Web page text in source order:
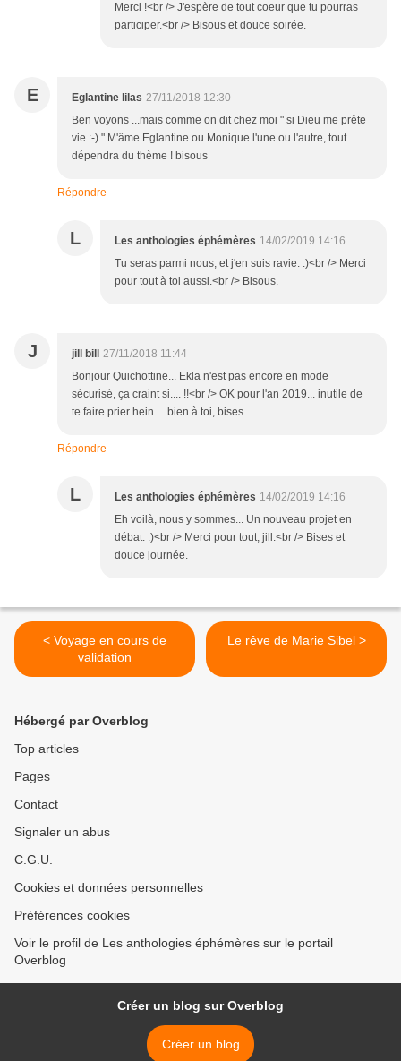
Merci !<br /> J'espère de tout coeur que tu pourras
participer.<br /> Bisous et douce soirée.
E Eglantine lilas 27/11/2018 12:30
Ben voyons ...mais comme on dit chez moi " si Dieu me prête
vie :-) " M'âme Eglantine ou Monique l'une ou l'autre, tout
dépendra du thème ! bisous
Répondre
L Les anthologies éphémères 14/02/2019 14:16
Tu seras parmi nous, et j'en suis ravie. :)<br /> Merci
pour tout à toi aussi.<br /> Bisous.
J jill bill
27/11/2018 11:44
Bonjour Quichottine... Ekla n'est pas encore en mode
sécurisé, ça craint si.... !!<br /> OK pour l'an 2019... inutile de
te faire prier hein.... bien à toi, bises
Répondre
L Les anthologies éphémères 14/02/2019 14:16
Eh voilà, nous y sommes... Un nouveau projet en
débat. :)<br /> Merci pour tout, jill.<br /> Bises et
douce journée.
< Voyage en cours de
validation
Le rêve de Marie Sibel >
Hébergé par Overblog
Top articles
Pages
Contact
Signaler un abus
C.G.U.
Cookies et données personnelles
Préférences cookies
Voir le profil de Les anthologies éphémères sur le portail
Overblog
Créer un blog sur Overblog
Créer un blog